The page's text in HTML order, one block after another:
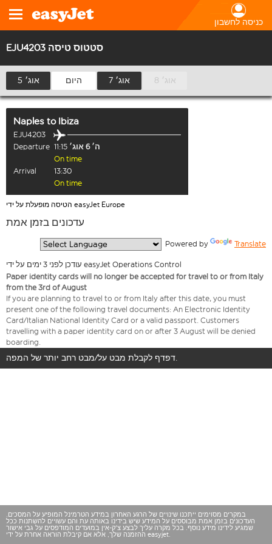
כניסה לחשבון
EJU4203 סטטוס טיסה
5 אוג׳ היום 7 אוג׳ 8 אוג׳
Naples to Ibiza
EJU4203
Departure 11:15
ה׳ 6 אוג׳
On time
Arrival
13:30
On time
הטיסה מופעלת על ידי easyJet Europe
עדכונים בזמן אמת
Powered by Translate
עודכן לפני 3 ימים על ידי easyJet Operations Control
Paper identity cards will no longer be accepted for travel to or from Italy
from the 3rd of August
If you are planning to travel to or from Italy after this date, you must
present one of the following travel documents: An Electronic Identity
Card/Italian National Identity Card or a valid passport. Customers
travelling with a paper identity card on or after 3 August will be denied
boarding.
דפדף לקבלת מבט על/מבט רחב יותר של המפה.
במקרים מסוימים ייתכנו שינויים של הרגע האחרון במידע הטרמינל המופיע על המסכים.
העדכונים בזמן אמת מבוססים על המידע שיש בידינו באותה עת והם עשויים להשתנות ככל
שמגיע לידינו מידע נוסף. בכל מקרה עליך לבצע צ'ק-אין במועדים המודפסים על גבי אישור
ההזמנה שלך, אלא אם קיבלת הוראה אחרת על ידי easyjet.